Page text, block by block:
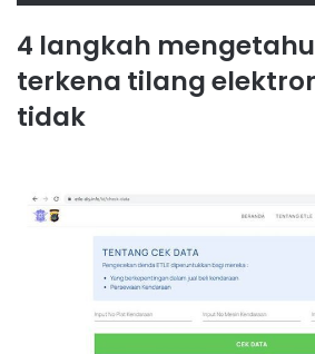
4 langkah
terkena tilang
tidak